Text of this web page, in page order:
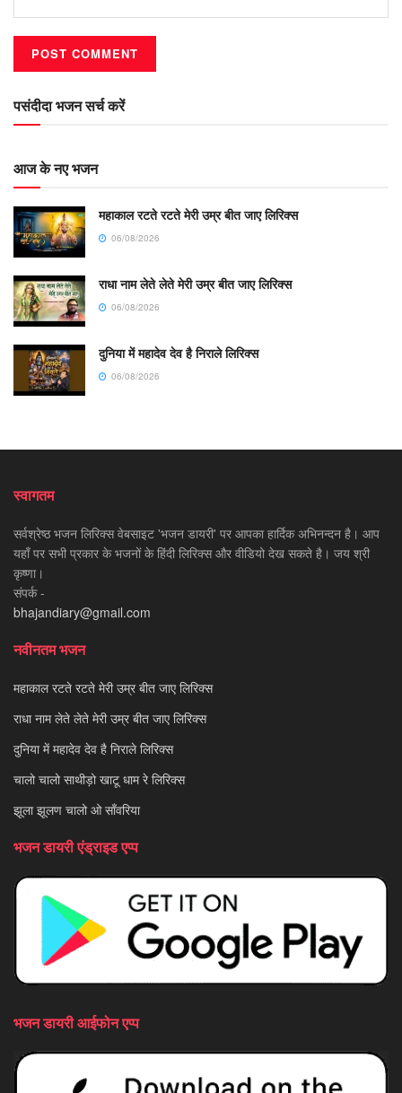
पसंदीदा भजन सर्च करें
आज के नए भजन
महाकाल रटते रटते मेरी उम्र बीत जाए लिरिक्स
06/08/2026
राधा नाम लेते लेते मेरी उम्र बीत जाए लिरिक्स
06/08/2026
दुनिया में महादेव देव है निराले लिरिक्स
06/08/2026
स्वागतम
सर्वश्रेष्ठ भजन लिरिक्स वेबसाइट 'भजन डायरी' पर आपका हार्दिक अभिनन्दन है। आप
यहाँ पर सभी प्रकार के भजनों के हिंदी लिरिक्स और वीडियो देख सकते है। जय श्री
कृष्णा।
संपर्क -
bhajandiary@gmail.com
नवीनतम भजन
महाकाल रटते रटते मेरी उम्र बीत जाए लिरिक्स
राधा नाम लेते लेते मेरी उम्र बीत जाए लिरिक्स
दुनिया में महादेव देव है निराले लिरिक्स
चालो चालो साथीड़ो खाटू धाम रे लिरिक्स
झूला झूलण चालो ओ साँवरिया
भजन डायरी एंड्राइड एप्प
भजन डायरी आईफोन एप्प